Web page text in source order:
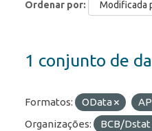
Ordenar por
1 conjunto de
Formatos: OData
Organizações:
BCB/Dstat